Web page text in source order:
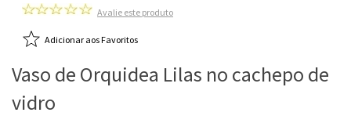
Avalie este produto
Adicionar aos Favoritos
Vaso de Orquidea Lilas no cachepo de
vidro